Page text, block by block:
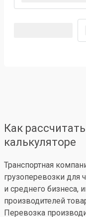
Как
калькуляторе
Транспортная
грузоперевозки для
и среднего бизнеса,
производителей
Перевозка